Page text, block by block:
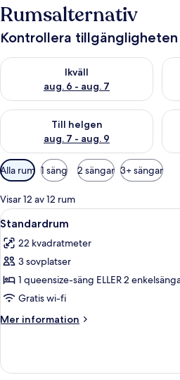
Rumsalternativ
Kontrollera
Ikväll
aug. 6 - aug. 7
Kontrollera tillgängligheten för
Till helgen
aug. 7 - aug. 9
Kontrollera tillgängligheten för
Tillgängliga
filter
för
rum
Alla rum 1 säng 2 sängar 3+ sängar
Visar 12 av 12 rum
Öppna
alla
foton
för
Standardrum
Ett
8
Standardrum
22 kvadratmeter
3 sovplatser
1 queensize-säng ELLER 2
Gratis wi-fi
Mer information
Mer